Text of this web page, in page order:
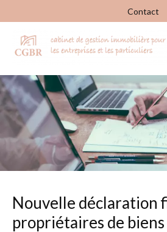
Contact
Nouvelle déclaration
propriétaires de